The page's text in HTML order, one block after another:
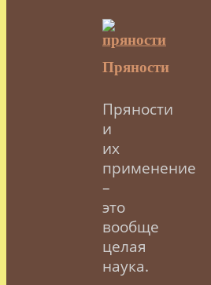
Пряности
Пряности
и
их
применение
–
это
вообще
целая
наука.